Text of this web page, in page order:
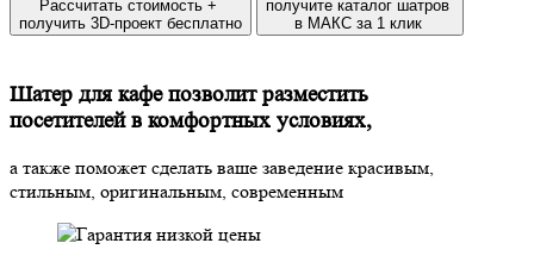
Рассчитать стоимость +
получить 3D-проект бесплатно
получите каталог шатров
в МАКС за 1 клик
Шатер для кафе позволит разместить
посетителей в комфортных условиях,
а также поможет сделать ваше заведение красивым,
стильным, оригинальным, современным